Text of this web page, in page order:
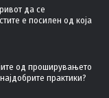
да се
е посилен од која
од проширувањето
практики?